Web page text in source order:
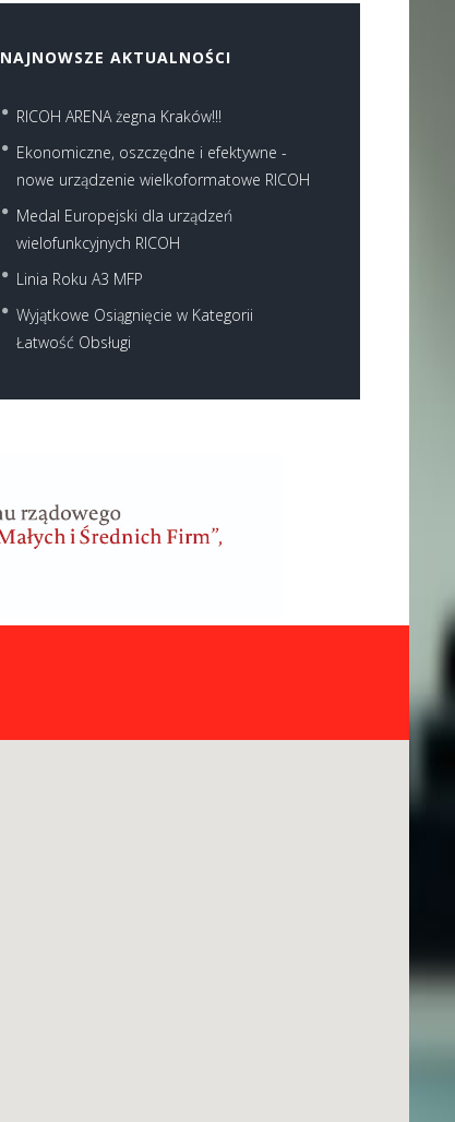
NAJNOWSZE AKTUALNOŚCI
RICOH ARENA żegna Kraków!!!
Ekonomiczne, oszczędne i efektywne -
nowe urządzenie wielkoformatowe RICOH
Medal Europejski dla urządzeń
wielofunkcyjnych RICOH
Linia Roku A3 MFP
Wyjątkowe Osiągnięcie w Kategorii
Łatwość Obsługi